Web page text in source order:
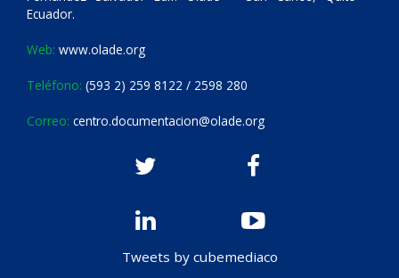
Ecuador.
Web: www.olade.org
Teléfono: (593 2) 259 8122 / 2598 280
Correo: centro.documentacion@olade.org
Tweets by cubemediaco